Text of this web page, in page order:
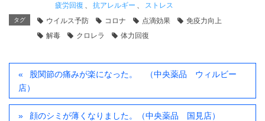
疲労回復
抗アレルギー ストレス
タグ ウイルス予防 コロナ 点滴効果
免疫力向上
解毒
クロレラ 体力回復
股関節の痛みが楽になった。 （中央薬品 ウィルビー
店）
顔のシミが薄くなりました。（中央薬品 国見店）